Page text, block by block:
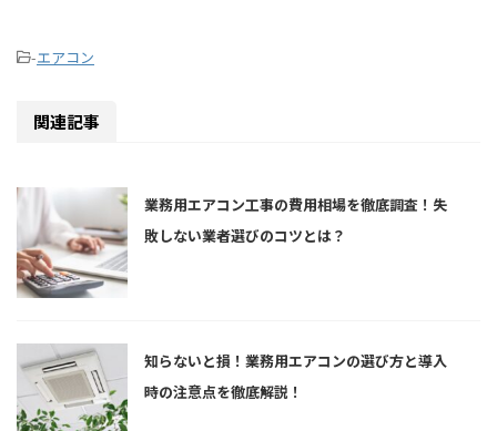
-エアコン
関連記事
業務用エアコン工事の費用相場を徹底調査！失
敗しない業者選びのコツとは？
知らないと損！業務用エアコンの選び方と導入
時の注意点を徹底解説！